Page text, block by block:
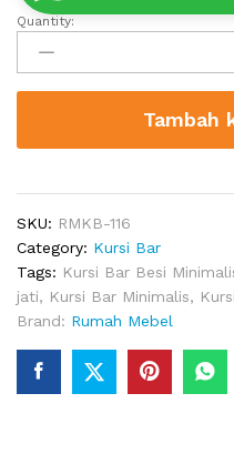
Kursi
Bar
Waco
quantity
Quantity:
Tambah
SKU: RMKB-116
Category: Kursi Bar
Tags: Kursi Bar Besi
jati, Kursi Bar Minimalis,
Brand: Rumah Mebel